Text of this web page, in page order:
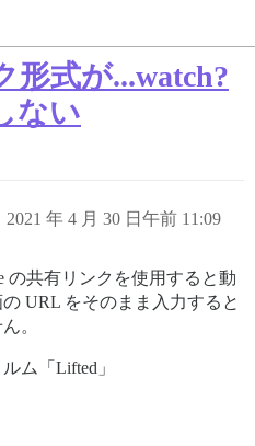
形式が...watch?
ない
2021 年 4 月 30 日午前 11:09
の共有リンクを使用すると動
URL をそのまま入力すると
。
ム「Lifted」